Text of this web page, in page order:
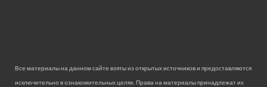
Все материалы на данном сайте взяты из открытых источников и предоставляются
исключительно в ознакомительных целях. Права на материалы принадлежат их